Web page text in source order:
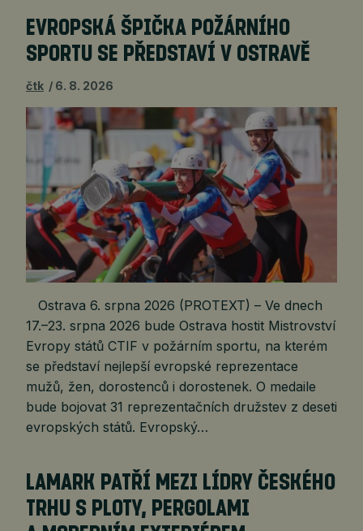
EVROPSKÁ ŠPIČKA POŽÁRNÍHO
SPORTU SE PŘEDSTAVÍ V OSTRAVĚ
čtk 6. 8. 2026
Ostrava 6. srpna 2026 (PROTEXT) – Ve dnech
17.–23. srpna 2026 bude Ostrava hostit Mistrovství
Evropy států CTIF v požárním sportu, na kterém
se představí nejlepší evropské reprezentace
mužů, žen, dorostenců i dorostenek. O medaile
bude bojovat 31 reprezentačních družstev z deseti
evropských států. Evropský…
LAMARK PATŘÍ MEZI LÍDRY ČESKÉHO
TRHU S PLOTY, PERGOLAMI